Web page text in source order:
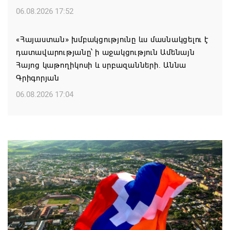
06.08.2026 17:52
«Հայաստան» խմբակցությունը ևս մասնակցելու է
դատավարությանը՝ ի աջակցություն Ամենայն
Հայոց կաթողիկոսի և սրբազանների. Աննա
Գրիգորյան
06.08.2026 17:04
պաշտոնում
06.08.2026 14:21
Հայաստանի ներկայիս իշխանությունը ձախողում
է թե՛ երկրի ներսում ազգային համերաշխության
պահպանման, թե՛ արտաքին ճակատում հայ